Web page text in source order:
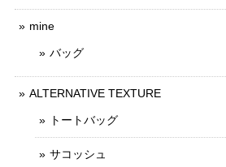
mine
バッグ
ALTERNATIVE TEXTURE
トートバッグ
サコッシュ